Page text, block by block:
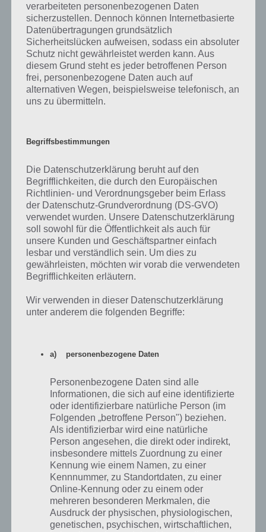
realistischen Physik. Diese beschränkt sich nicht nur auf die
Fahrzeuge, sondern auch auf die Pylonen auf der Strecke, die dann
einfach mal weggefahren werden können. Bestenlisten und Erfolge
runden die Spiele App für Android und iOS ab.
Trailer zu Reckless Racing 3
vorgestellt werden. Dadurch könnt ihr euch einen guten Eindruck
Autorennspiel als App herunterladen
In der Summe ist und bleibt Reckless Racing 3 ein tolles
Autorennspiel für iPhone und iPad. Hier schaut ihr von oben auf das
Geschehen, wobei die Welt in 3D-Optik gehalten ist und so Licht und
Schatten auf die Objekte fällt. Auch können diese entsprechend
weggeschoben werden.
Die zahlreichen Spielmodi sorgen für Abwechslung, ebenso ist der
Karrieremdous mit 60 Events sehr umfangreich, hinzu kommen
Einzel- sowie Arcade Events. Einen Negativpunkt haben wir bei
Reckless Racing 3 aber dann doch gefunden. Obwohl die Rennen
sehr viel Spaß versprechen, kommt das Spiel nicht ohne In-App-
Käufe aus, obwohl es kostenpflichtig ist. Da diese in der Regel aber
nicht notwendig sind, empfehlen wir euch Reckless Racing 3
verarbeiteten personenbezogenen Daten
sicherzustellen. Dennoch können Internetbasierte
Datenübertragungen grundsätzlich
Sicherheitslücken aufweisen, sodass ein absoluter
Schutz nicht gewährleistet werden kann. Aus
diesem Grund steht es jeder betroffenen Person
frei, personenbezogene Daten auch auf
alternativen Wegen, beispielsweise telefonisch, an
uns zu übermitteln.
Begriffsbestimmungen
Die Datenschutzerklärung beruht auf den
Begrifflichkeiten, die durch den Europäischen
Richtlinien- und Verordnungsgeber beim Erlass
der Datenschutz-Grundverordnung (DS-GVO)
verwendet wurden. Unsere Datenschutzerklärung
soll sowohl für die Öffentlichkeit als auch für
unsere Kunden und Geschäftspartner einfach
lesbar und verständlich sein. Um dies zu
gewährleisten, möchten wir vorab die verwendeten
Begrifflichkeiten erläutern.
Wir verwenden in dieser Datenschutzerklärung
unter anderem die folgenden Begriffe:
a) personenbezogene Daten
Personenbezogene Daten sind alle
Informationen, die sich auf eine identifizierte
oder identifizierbare natürliche Person (im
Folgenden „betroffene Person") beziehen.
Als identifizierbar wird eine natürliche
Person angesehen, die direkt oder indirekt,
insbesondere mittels Zuordnung zu einer
Kennung wie einem Namen, zu einer
Kennnummer, zu Standortdaten, zu einer
Online-Kennung oder zu einem oder
mehreren besonderen Merkmalen, die
Ausdruck der physischen, physiologischen,
genetischen, psychischen, wirtschaftlichen,